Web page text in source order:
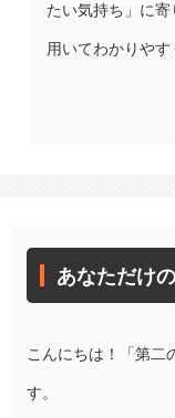
たい気持ち」に
用いてわかりやす
あなただけ
こんにちは！「第二
す。